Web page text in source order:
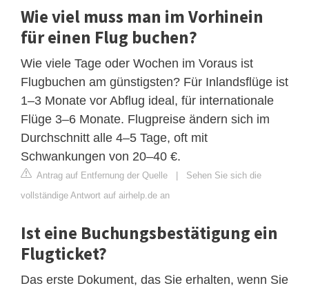
Wie viel muss man im Vorhinein
für einen Flug buchen?
Wie viele Tage oder Wochen im Voraus ist
Flugbuchen am günstigsten? Für Inlandsflüge ist
1–3 Monate vor Abflug ideal, für internationale
Flüge 3–6 Monate. Flugpreise ändern sich im
Durchschnitt alle 4–5 Tage, oft mit
Schwankungen von 20–40 €.
Antrag auf Entfernung der Quelle | Sehen Sie sich die
vollständige Antwort auf airhelp.de an
Ist eine Buchungsbestätigung ein
Flugticket?
Das erste Dokument, das Sie erhalten, wenn Sie